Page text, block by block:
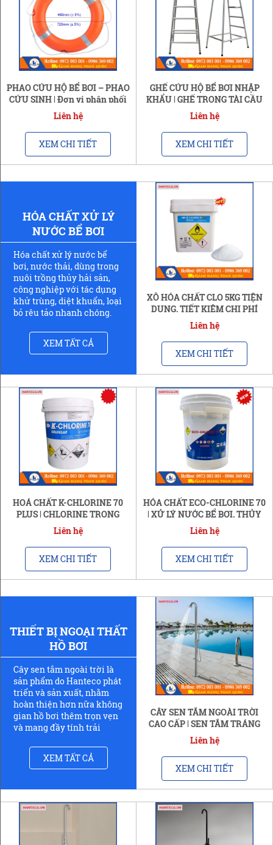
PHAO CỨU HỘ BỂ BƠI – PHAO
CỨU SINH | Đơn vị phân phối
lớn tại VN
Liên hệ
XEM CHI TIẾT
GHẾ CỨU HỘ BỂ BƠI NHẬP
KHẨU | GHẾ TRỌNG TÀI CẦU
LÔNG - TENNIS
Liên hệ
XEM CHI TIẾT
HÓA CHẤT XỬ LÝ
NƯỚC BỂ BƠI
Hóa chất xử lý nước bể
bơi, nước thải, dùng trong
nuôi trồng thủy hải sản,
công nghiệp với tác dụng
khử trùng, diệt khuẩn, loại
bỏ rêu tảo nhanh chóng.
XEM TẤT CẢ
XÔ HÓA CHẤT CLO 5KG TIỆN
DỤNG, TIẾT KIỆM CHI PHÍ
Liên hệ
XEM CHI TIẾT
HOÁ CHẤT K-CHLORINE 70
PLUS | CHLORINE TRONG
THỦY SẢN (45KG)
Liên hệ
XEM CHI TIẾT
HÓA CHẤT ECO-CHLORINE 70
| XỬ LÝ NƯỚC BỂ BƠI, THỦY
HẢI SẢN
Liên hệ
XEM CHI TIẾT
THIẾT BỊ NGOẠI THẤT
HỒ BƠI
Cây sen tắm ngoài trời là
sản phẩm do Hanteco phát
triển và sản xuất, nhằm
hoàn thiện hơn nữa không
gian hồ bơi thêm trọn vẹn
và mang đầy tính trải
XEM TẤT CẢ
CÂY SEN TẮM NGOÀI TRỜI
CAO CẤP | SEN TẮM TRÁNG
HỒ BƠI
Liên hệ
XEM CHI TIẾT